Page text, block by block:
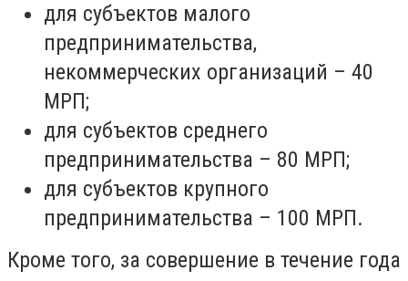
для субъектов малого
предпринимательства,
некоммерческих организаций – 40
МРП;
для субъектов среднего
предпринимательства – 80 МРП;
для субъектов крупного
предпринимательства – 100 МРП.
Кроме того, за совершение в течение года